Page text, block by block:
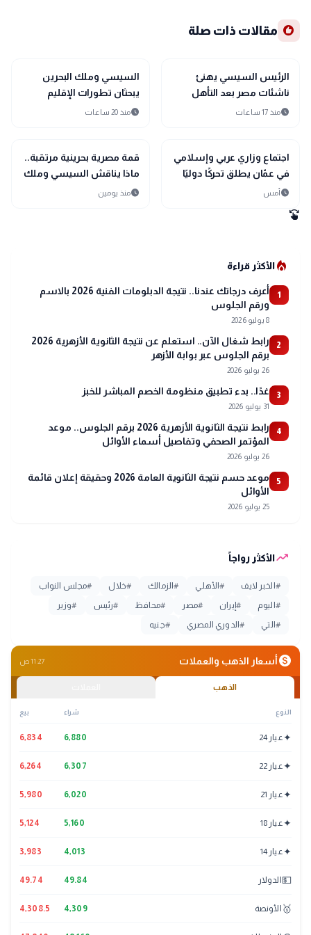
recommend مقالات ذات صلة
sports_soccer
رياضة
الرئيس السيسي يهنئ
ناشئات مصر بعد التأهل
التاريخي إلى نصف نهائي
scheduleمنذ 17 ساعات
bolt
عاجل
السيسي وملك البحرين
يبحثان تطورات الإقليم
ويؤكدان أولوية الحلول
scheduleمنذ 20 ساعات
bolt
عاجل
اجتماع وزاري عربي وإسلامي
في عمّان يطلق تحركًا دوليًا
لحماية القدس ومقدساتها
scheduleأمس
bolt
عاجل
قمة مصرية بحرينية مرتقبة..
ماذا يناقش السيسي وملك
البحرين؟
scheduleمنذ يومين
swipe
local_fire_departmentالأكثر قراءة
1
أعرف درجاتك عندنا.. نتيجة الدبلومات الفنية 2026 بالاسم
ورقم الجلوس
8 يوليو 2026
2
رابط شغال الآن.. استعلم عن نتيجة الثانوية الأزهرية 2026
برقم الجلوس عبر بوابة الأزهر
26 يوليو 2026
3 غدًا.. بدء تطبيق منظومة الخصم المباشر للخبز
31 يوليو 2026
4
رابط نتيجة الثانوية الأزهرية 2026 برقم الجلوس.. موعد
المؤتمر الصحفي وتفاصيل أسماء الأوائل
26 يوليو 2026
5
موعد حسم نتيجة الثانوية العامة 2026 وحقيقة إعلان قائمة
الأوائل
25 يوليو 2026
trending_upالأكثر رواجاً
# الخبر لايف #الأهلي #الزمالك #خلال #مجلس النواب
# اليوم # إيران #مصر #محافظ #رئيس #وزير
# التي #الدوري المصري #جنيه
monetization_onأسعار الذهب والعملات 11:27 ص
الذهب
النوع شراء بيع
✦عيار 24 6,880
6,834
✦عيار 22 6,307
6,264
✦عيار 21 6,020
5,980
✦عيار 18 5,160
5,124
✦عيار 14 4,013
3,983
💵 الدولار 49.84
49.74
🥇 الأونصة 4,309
4,308.5